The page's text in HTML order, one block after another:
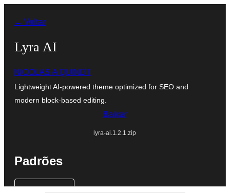
para
conteúdo
← Voltar
Lyra AI
NICOLAS A QUINDT
Lightweight AI-powered theme optimized for SEO and
modern block-based editing.
Baixar
lyra-ai.1.2.1.zip
Padrões